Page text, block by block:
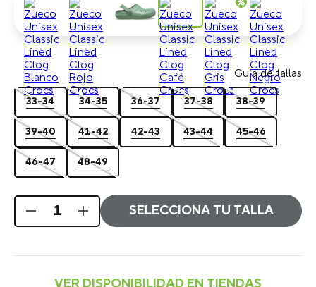
Guia de tallas
33-34 34-35 36-37 37-38 38-39
39-40 41-42 42-43 43-44 45-46
46-47 48-49
SELECCIONA TU TALLA